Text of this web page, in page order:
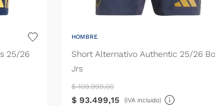
25/26
HOMBRE
Short Alternativo Authentic 25/26
Jrs
$ 109.999,00
$ 93.499,15 (IVA incluido)